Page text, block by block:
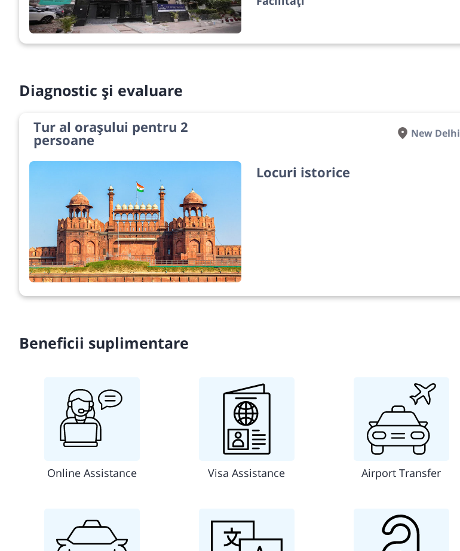
Diagnostic și evaluare
Tur al orașului pentru 2
persoane New Delhi
Locuri istorice
Beneficii suplimentare
Online Assistance Visa Assistance Airport Transfer